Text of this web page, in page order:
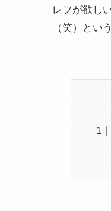
レフが欲し
（笑）とい